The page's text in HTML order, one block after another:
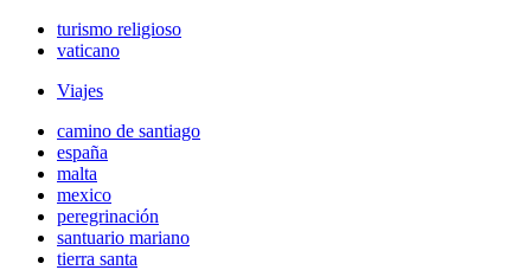
turismo religioso
vaticano
Viajes
camino de santiago
españa
malta
mexico
peregrinación
santuario mariano
tierra santa